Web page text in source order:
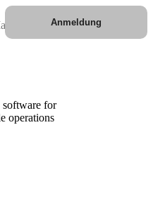
öffentlichen Sektor
Anmeldung
for
operations